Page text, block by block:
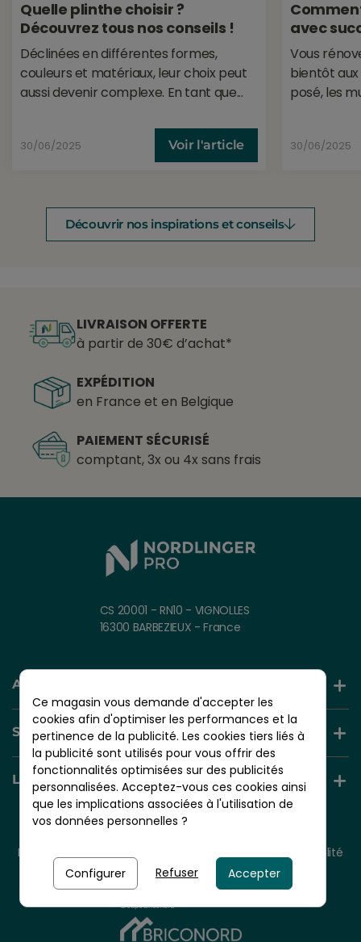
Quelle plinthe choisir ?
Découvrez tous nos conseils !
Déclinées en différentes formes,
couleurs et matériaux, leur choix peut
aussi devenir complexe. En tant que...
30/06/2025 Voir l'article
avec
Vous
bientôt
posé, les
30/06/2025
Découvrir nos inspirations et conseils
LIVRAISON OFFERTE
à partir de 30€ d’achat*
EXPÉDITION
en France et en Belgique
PAIEMENT SÉCURISÉ
comptant, 3x ou 4x sans frais
CS 20001 - RN10 - VIGNOLLES
16300 BARBEZIEUX - France
AIDE ET INFORMATION
SERVICES +
LIENS UTILES
Mentions légales
Politique de confidentialité
Politique de cookies
Groupe Briconord
Ce magasin vous demande d'accepter les
cookies afin d'optimiser les performances et la
pertinence de la publicité. Les cookies tiers liés à
la publicité sont utilisés pour vous offrir des
fonctionnalités optimisées sur des publicités
personnalisées. Acceptez-vous ces cookies ainsi
que les implications associées à l'utilisation de
vos données personnelles ?
Configurer Refuser Accepter